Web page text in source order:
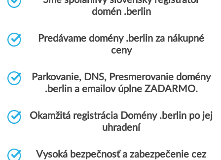
domén .berlin
Predávame domény .berlin za nákupné
ceny
Parkovanie, DNS, Presmerovanie domény
.berlin a emailov úplne ZADARMO.
Okamžitá registrácia Domény .berlin po jej
uhradení
Vysoká bezpečnosť a zabezpečenie cez